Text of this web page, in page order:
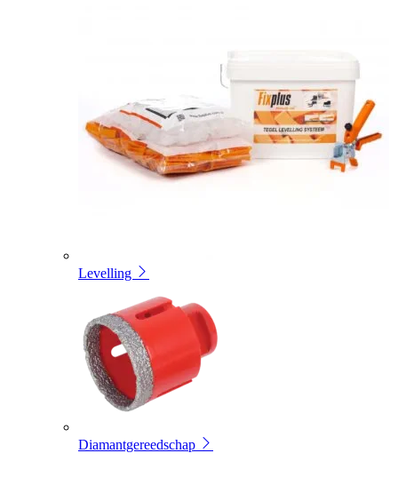
Levelling
Diamantgereedschap